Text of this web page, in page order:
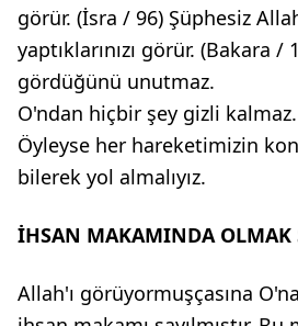
görür. (İsra / 96) Şüphesiz
yaptıklarınızı görür. (Bakara /
gördüğünü unutmaz.
O'ndan hiçbir şey gizli kalmaz.
Öyleyse her hareketimizin
bilerek yol almalıyız.
İHSAN MAKAMINDA OLMAK
Allah'ı görüyormuşçasına